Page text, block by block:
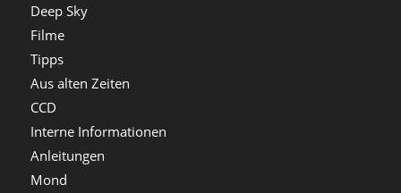
Deep Sky
Filme
Tipps
Aus alten Zeiten
CCD
Interne Informationen
Anleitungen
Mond